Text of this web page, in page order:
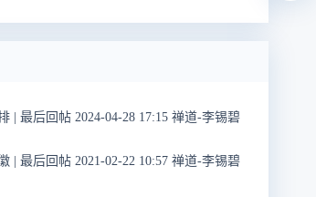
最后回帖 2024-04-28 17:15 禅道-李锡碧
最后回帖 2021-02-22 10:57 禅道-李锡碧